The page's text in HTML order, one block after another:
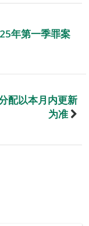
年第一季罪案
配以本月内更新
为准